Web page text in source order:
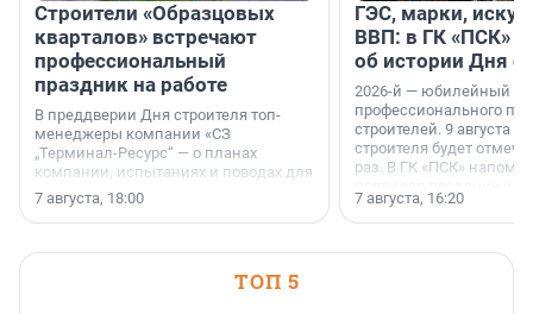
Строители «Образцовых
кварталов» встречают
профессиональный
праздник на работе
В преддверии Дня строителя топ-
менеджеры компании «СЗ
„Терминал-Ресурс“ — о планах
компании, испытаниях и поводах для
осторожного оптимизма.
7 августа, 18:00
ГЭС, марки,
ВВП: в ГК «ПСК»
об истории Дня
2026-й — юбилейный
профессионального
строителей. 9 августа
строителя будет
раз. В ГК «ПСК»
поменялась роль
7 августа, 16:20
ТОП 5